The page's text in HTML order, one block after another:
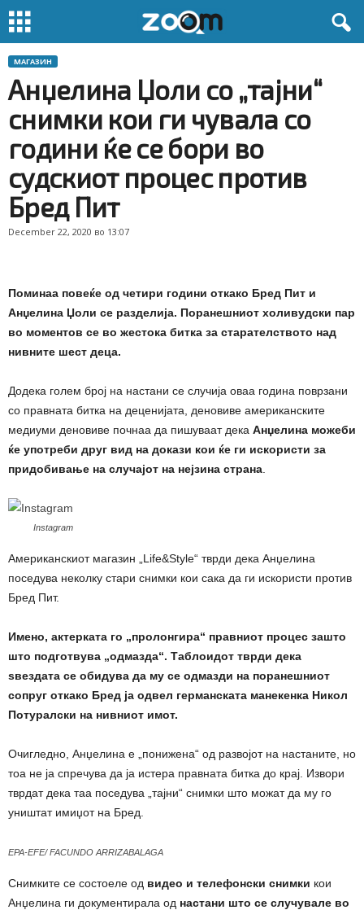
МАГАЗИН
Анџелина Џоли со „тајни“
снимки кои ги чувала со
години ќе се бори во
судскиот процес против
Бред Пит
December 22, 2020 во 13:07
Поминаа повеќе од четири години откако Бред Пит и
Анџелина Џоли се разделија. Поранешниот холивудски пар
во моментов се во жестока битка за старателството над
нивните шест деца.
Додека голем број на настани се случија оваа година поврзани
со правната битка на деценијата, деновиве американските
медиуми деновиве почнаа да пишуваат дека Анџелина можеби
ќе употреби друг вид на докази кои ќе ги искористи за
придобивање на случајот на нејзина страна
Instagram
Американскиот магазин „Life&Style“ тврди дека Анџелина
поседува неколку стари снимки кои сака да ги искористи против
Бред Пит.
Имено, актерката го „пролонгира“ правниот процес зашто
што подготвува „одмазда“. Таблоидот тврди дека
ѕвездата се обидува да му се одмазди на поранешниот
сопруг откако Бред ја одвел германската манекенка Никол
Потуралски на нивниот имот.
Очигледно, Анџелина е „понижена“ од развојот на настаните, но
тоа не ја спречува да ја истера правната битка до крај. Извори
тврдат дека таа поседува „тајни“ снимки што можат да му го
уништат имиџот на Бред.
EPA-EFE/ FACUNDO ARRIZABALAGA
Снимките се состоеле од видео и телефонски снимки кои
Анџелина ги документирала од настани што се случувале во